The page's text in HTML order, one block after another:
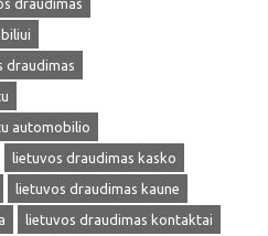
draudimas
draudimas
automobilio
lietuvos draudimas kasko
lietuvos draudimas kaune
lietuvos draudimas kontaktai